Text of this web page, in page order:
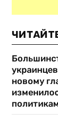
новому